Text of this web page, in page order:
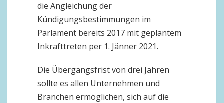
die Angleichung der
Kündigungsbestimmungen im
Parlament bereits 2017 mit geplantem
Inkrafttreten per 1. Jänner 2021.
Die Übergangsfrist von drei Jahren
sollte es allen Unternehmen und
Branchen ermöglichen, sich auf die